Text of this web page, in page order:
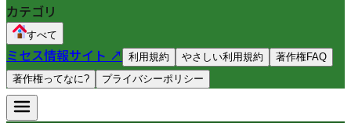
カテゴリ
すべて
ミセス情報サイト ↗ 利用規約 やさしい利用規約
著作権FAQ
著作権ってなに?
プライバシーポリシー